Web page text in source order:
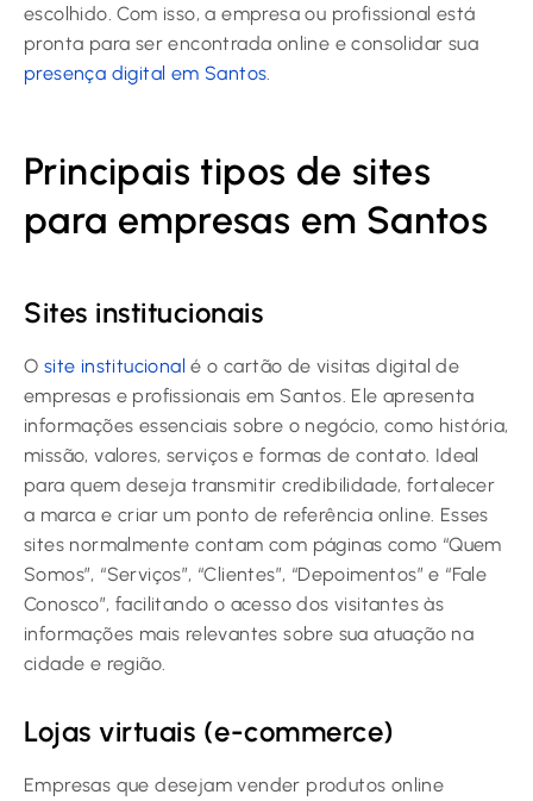
escolhido. Com isso, a empresa ou profissional está
pronta para ser encontrada online e consolidar sua
presença digital em Santos
Principais tipos de sites
para empresas em Santos
Sites institucionais
O site institucional é o cartão de visitas digital de
empresas e profissionais em Santos. Ele apresenta
informações essenciais sobre o negócio, como história,
missão, valores, serviços e formas de contato. Ideal
para quem deseja transmitir credibilidade, fortalecer
a marca e criar um ponto de referência online. Esses
sites normalmente contam com páginas como “Quem
Somos”, “Serviços”, “Clientes”, “Depoimentos” e “Fale
Conosco”, facilitando o acesso dos visitantes às
informações mais relevantes sobre sua atuação na
cidade e região.
Lojas virtuais (e-commerce)
Empresas que desejam vender produtos online